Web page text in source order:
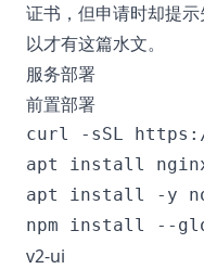
证书，但申请时却提
以才有这篇水文。
服务部署
前置部署
curl -sSL
apt install
apt install -y
v2-ui